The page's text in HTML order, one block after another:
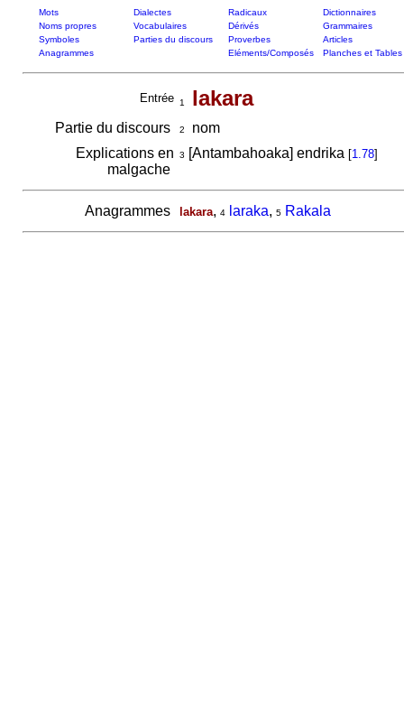
Mots Dialectes Radicaux
Dictionnaires
Noms propres
Vocabulaires Dérivés
Grammaires
Symboles
Parties du discours Proverbes
Articles
Anagrammes
Eléments/Composés Planches et Tables
Entrée 1 lakara
Partie du discours 2
nom
Explications en
malgache
3 [Antambahoaka] endrika [1.78]
Anagrammes lakara, 4 laraka, 5 Rakala